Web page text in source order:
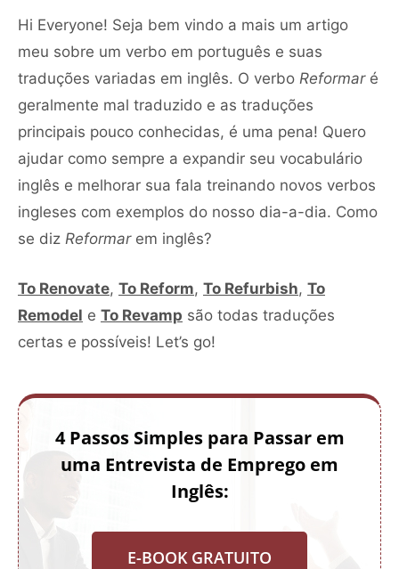
Hi Everyone! Seja bem vindo a mais um artigo
meu sobre um verbo em português e suas
traduções variadas em inglês. O verbo Reformaré
geralmente mal traduzido e as traduções
principais pouco conhecidas, é uma pena! Quero
ajudar como sempre a expandir seu vocabulário
inglês e melhorar sua fala treinando novos verbos
ingleses com exemplos do nosso dia-a-dia. Como
se diz Reformarem inglês?
To Renovate, To Reform, To Refurbish, To
Remodel e To Revamp são todas traduções
certas e possíveis! Let’s go!
4 Passos Simples para Passar em
uma Entrevista de Emprego em
Inglês:
E-BOOK GRATUITO